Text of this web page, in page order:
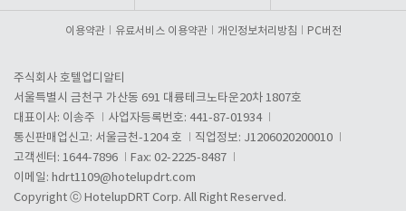
이용약관 유료서비스 이용약관 개인정보처리방침 PC버전
주식회사 호텔업디알티
서울특별시 금천구 가산동 691 대륭테크노타운20차 1807호
대표이사: 이송주
사업자등록번호: 441-87-01934
통신판매업신고: 서울금천-1204 호
직업정보: J1206020200010
고객센터: 1644-7896
Fax: 02-2225-8487
이메일: hdrt1109@hotelupdrt.com
Copyright ⓒ HotelupDRT Corp. All Right Reserved.